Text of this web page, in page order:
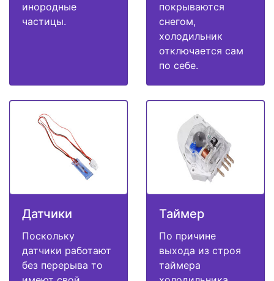
инородные
частицы.
покрываются
снегом,
холодильник
отключается сам
по себе.
Датчики
Поскольку
датчики работают
без перерыва то
Таймер
По причине
выхода из строя
таймера